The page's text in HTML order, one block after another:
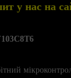
у нас на